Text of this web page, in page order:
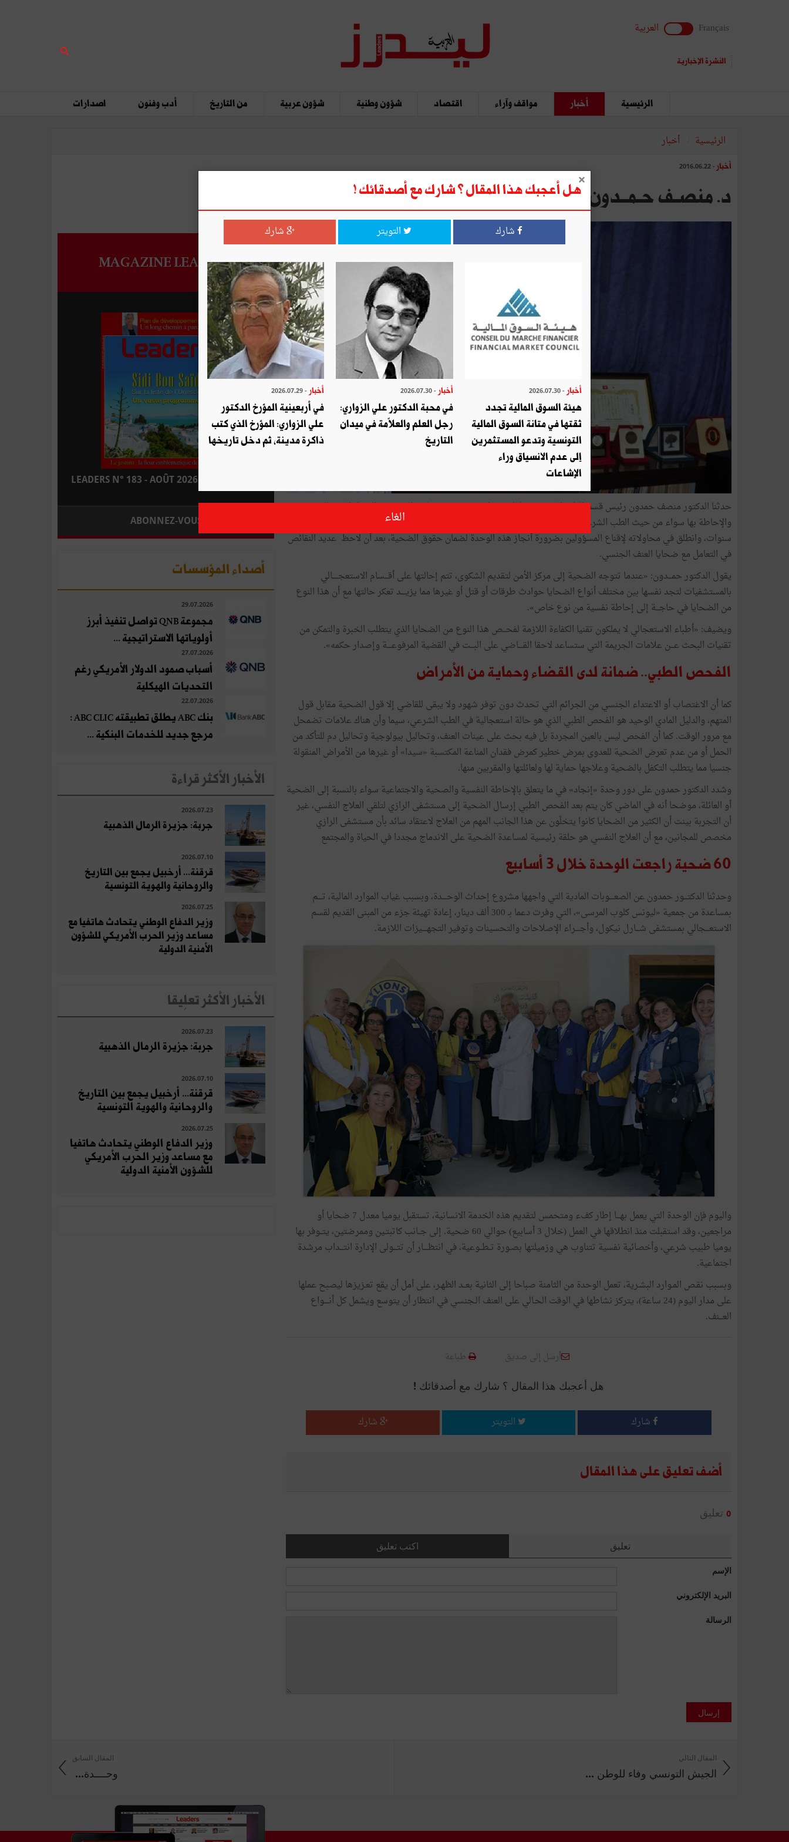
Français العربية
النشرة الإخبارية
الرئيسية أخبار مواقف وآراء اقتصاد شؤون وطنية شؤون عربية من التاريخ أدب وفنون اصدارات
الرئيسية أخبار
أخبار - 2016.06.22
د‭.‬ منصـف‭ ‬حـمــدون: رئيس‭ ‬قسم‭ ‬الطب‭ ‬الشرعي‭ ‬بشارل‭ ‬نيكول
حدثنا الدكتورمنصف حمدون رئيس قسمالطبالشرعيبشارلنيكولعنوحدة«إنجاد»،التيتوفرالتكفلالجيدللضحية
والإحاطة بها سواء من حيث الطب الشرعي مشروعحلم،
سنوات، وانطلق في محاولاته لإقناع المسؤولينبضرورةأنجازهذهالوحدةلضمانحقوقالضحية،بعدأنلاحظ عديدالنقائص
في التعامل مع ضحايا العنف الجنسي.
يقول الدكتورحمـــدون:
«عندما تتوجه الضحية إلى مركزالأمن لتقديم الشكوى، تتم إحالتها علىأقـــسام الاستعجـــــالي
بالمستشفيات لتجد نفسها بين مختلفأنواع الضحايا حوادث طرقاتأو قتلأو غيرها مما يزيــــد تعكرحالتها معأن هذا النوع
من الضحايا في حاجـــة إلى إحاطة نفسية من نوع خاص»
.
ويضيف:
«أطباء الاستعجالي لا يملكون تقنيا الكفاءة اللازمة لفحـــص هذا النوع من الضحايا الذي يتطلب الخبرة والتمكن من
تقنيات البحث عـــن علامات الجريمة التي ستساعد لاحقا القــــاضي على البـــت في القضية المرفوعــــة وإصدارحكمه»
.
الفحص الطبي..ضمانة لدى القضاء وحماية من الأمراض
كماأن الاغتصابأو الاعتداء الجنسي من الجرائم التي تحدثدون توفرشهود ولا يبقى للقاضي إلا قول الضحية مقابل قول
المتهم، والدليل المادي الوحيد هو الفحص الطبي الذي هو حالة استعجالية في الطب الشرعي، سيما وأن هناكعلامات تضمحل
مع مرورالوقت.كماأن الفحص ليس بالعين المجردة بل فيه بحث على عينات العنف، وتحاليل بيولوجية وتحاليلدم للتأكد من
الحملأو من عدم تعرض الضحية للعدوى بمرض خطيركمرض فقدان المناعة المكتسبة «سيدا»أو غيرها من الأمراض المنقولة
جنسيا مما يتطلب التكفل بالضحية وعلاجها حماية لها ولعائلتها والمقربين منها.
وشدد الدكتورحمدون علىدوروحدة «إنجاد» في ما يتعلق بالإحاطة النفسية والصحية والاجتماعية سواء بالنسبة إلى الضحية
أو العائلة، موضحاأنه في الماضيكان يتم بعد الفحص الطبي إرسال الضحية إلى مستشفى الرازي لتلقي العلاج النفسي، غير
أن التجربة بينتأن الكثيرمن الضحاياكانوا يتخلّون عن هذا الجانب المهم من العلاج لاعتقاد سائد بأن مستشفى الرازي
مخصص للمجانين، معأن العلاج النفسي هو حلقة رئيسية لمساعدة الضحية على الاندماج مجددا في الحياة والمجتمع
60ضحية راجعت الوحدة خلال 3 أسابيع
وحدثنا الدكتـــورحمدون عن الصعــــوبات المادية التي واجهها مشروع إحداث الوحــــدة، وبسبب غياب الموارد المالية، تــــم
بمساعدة من جمعية «ليونسكلوب المرسى»، التي وفرتدعما بـ300ألفدينار، إعادة تهيئة جزء من المبنى القديم لقسم
الاستعـــجالي بمستشفى شـــارل نيكول، وأجــــراء الإصلاحات والتحسينات وتوفيرالتجهــــيزات اللازمة.
واليوم فإن الوحدة التي يعمل بهـــا إطاركفء ومتحمس لتقديم هذه الخدمة الانسانية، تستقبل يوميا معدل 7 ضحاياأو
مراجعين، وقد استقبلت منذ انطلاقها في العمل (خلال 3أسابيع) حوالي 60 ضحية. إلى جــانبكاتبتـين وممرضتين، يتــوفربها
يوميا طبيب شرعي، وأخصائية نفسية تتناوب هي وزميلتها بصـورة تــطــوعية، في انتظــــارأن تتـــولى الإدارة انتـــداب مرشدة
اجتماعية.
وبسبب نقـص المـوارد البشـرية، تعمل الوحدة من الثامنة صباحا إلى الثانية بعــد الظهـر، علىأملأن يقع تعـزيزها ليصبح عملها
على مداراليوم (
24 ساعة)، يتركزنشاطها في الوقت الحـالي على العنف الـجنسي في انتظارأن يتوسع ويشملكلأنــــواع
العـــنف.
أرسل إلى صديق طباعة
هل أعجبك هذا المقال ؟ شارك مع أصدقائك !
شارك التويتر شارك
أضف تعليق على هذا المقال
0 تعليق
اكتب تعليق تعليق
الإسم
البريد الإلكتروني
الرسالة
إرسال
MAGAZINE LEADERS
LEADERS N° 183 - AOÛT 2026 : EN KIOSQUE
ABONNEZ-VOUS
أصداء المؤسسات
29.07.2026
مجموعة QNB تواصل تنفيذ أبرز
أولوياتها الاستراتيجية ...
27.07.2026
أسباب صمود الدولار الأمريكي رغم
التحديات الهيكلية
22.07.2026
بنك ABC يطلق تطبيقته ABC CLIC :
مرجع جديد للخدمات البنكية ...
الأخبار الأكثر قراءة
2026.07.23
جربة: جزيرة الرمال الذهبية
2026.07.10
قرقنة... أرخبيل يجمع بين التاريخ
والروحانية والهوية التونسية
2026.07.25
وزير الدفاع الوطني يتحادث هاتفيا مع
مساعد وزير الحرب الأمريكي للشؤون
الأمنية الدولية
الأخبار الأكثر تعلِيقا
2026.07.23
جربة: جزيرة الرمال الذهبية
2026.07.10
قرقنة... أرخبيل يجمع بين التاريخ
والروحانية والهوية التونسية
2026.07.25
وزير الدفاع الوطني يتحادث هاتفيا
مع مساعد وزير الحرب الأمريكي
للشؤون الأمنية الدولية
المقال السابق
وحــــدة‭ ...
المقال التالي
الجيش التونسي وفاء للوطن ...
هل أعجبك هذا المقال ؟ شارك مع أصدقائك !
شارك التويتر شارك
أخبار - 2026.07.30
هيئة السوق المالية تجدد
ثقتها في متانة السوق المالية
التونسية وتدعو المستثمرين
إلى عدم الانسياق وراء
الإشاعات
أخبار - 2026.07.30
في محبة الدكتور علي الزواري:
رجل العلم والعلاّمة في ميدان
التاريخ
أخبار - 2026.07.29
في أربعينية المؤرخ الدكتور
علي الزواري: المؤرخ الذي كتب
ذاكرة مدينة، ثم دخل تاريخها
الغاء